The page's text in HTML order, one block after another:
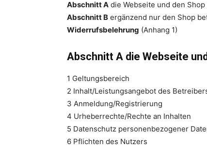
Abschnitt A die Webseite und den
Abschnitt B ergänzend nur den Shop
Widerrufsbelehrung (Anhang 1)
Abschnitt A die Webseite
1 Geltungsbereich
2 Inhalt/Leistungsangebot des
3 Anmeldung/Registrierung
4 Urheberrechte/Rechte an Inhalten
5 Datenschutz personenbezogener
6 Pflichten des Nutzers